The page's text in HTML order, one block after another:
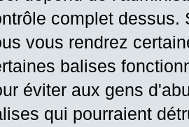
complet dessus.
vous rendrez
balises
éviter aux gens
qui pourraient